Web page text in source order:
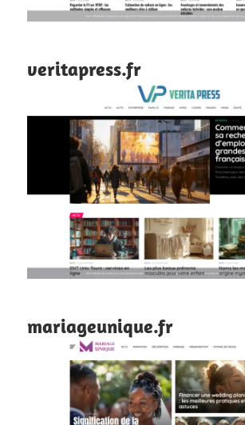
veritapress.fr
mariageunique.fr